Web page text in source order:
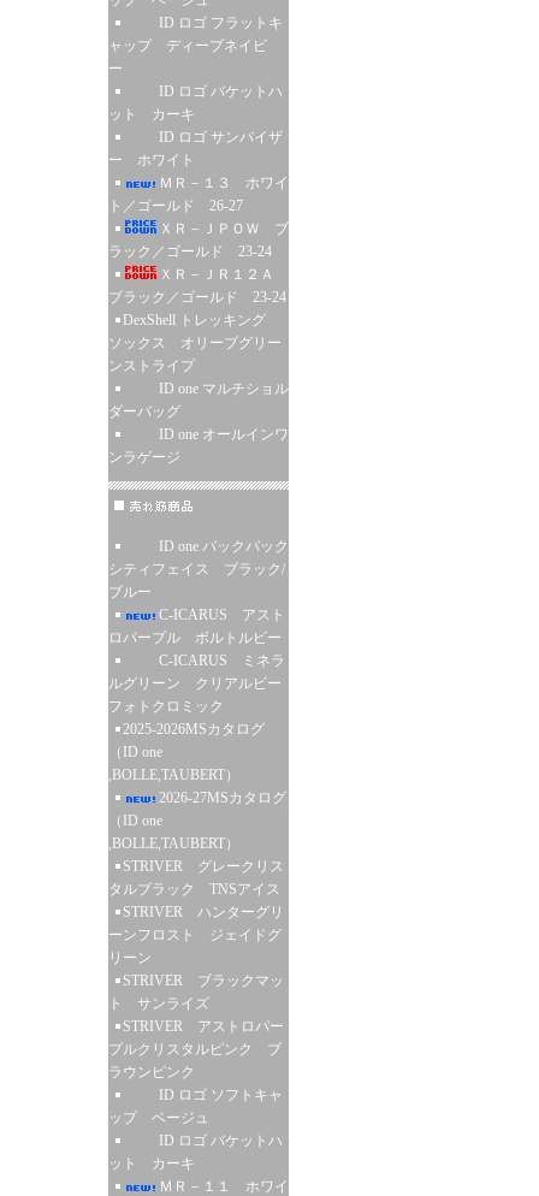
ID ロゴ フラットキ
ャップ ディープネイビ
ー
ID ロゴ バケットハ
ット カーキ
ID ロゴ サンバイザ
ー ホワイト
ＭＲ－１３ ホワイ
ト／ゴールド 26-27
ＸＲ－ＪＰＯＷ ブ
ラック／ゴールド 23-24
ＸＲ－ＪＲ１２Ａ
ブラック／ゴールド 23-24
DexShell トレッキング
ソックス オリーブグリー
ンストライプ
ID one マルチショル
ダーバッグ
ID one オールインワ
ンラゲージ
ID one バックパック
シティフェイス ブラック/
ブルー
C-ICARUS アスト
ロパープル ボルトルビー
C-ICARUS ミネラ
ルグリーン クリアルビー
フォトクロミック
2025-2026MSカタログ
（ID one
,BOLLE,TAUBERT）
2026-27MSカタログ
（ID one
,BOLLE,TAUBERT）
STRIVER グレークリス
タルブラック TNSアイス
STRIVER ハンターグリ
ーンフロスト ジェイドグ
リーン
STRIVER ブラックマッ
ト サンライズ
STRIVER アストロパー
プルクリスタルピンク ブ
ラウンピンク
ID ロゴ ソフトキャ
ップ ベージュ
ID ロゴ バケットハ
ット カーキ
ＭＲ－１１ ホワイ